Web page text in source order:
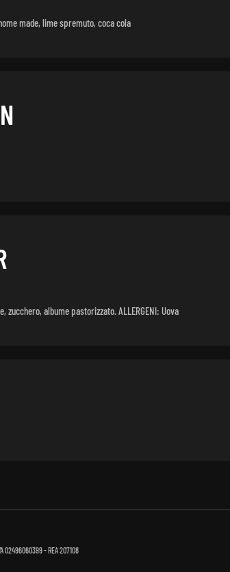
made, lime spremuto, coca cola
zucchero, albume pastorizzato. ALLERGENI: Uova
- REA 207108